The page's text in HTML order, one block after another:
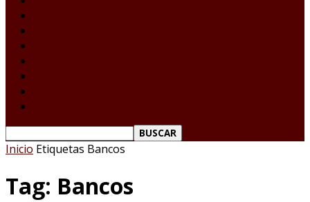
Inicio Etiquetas Bancos
Tag: Bancos